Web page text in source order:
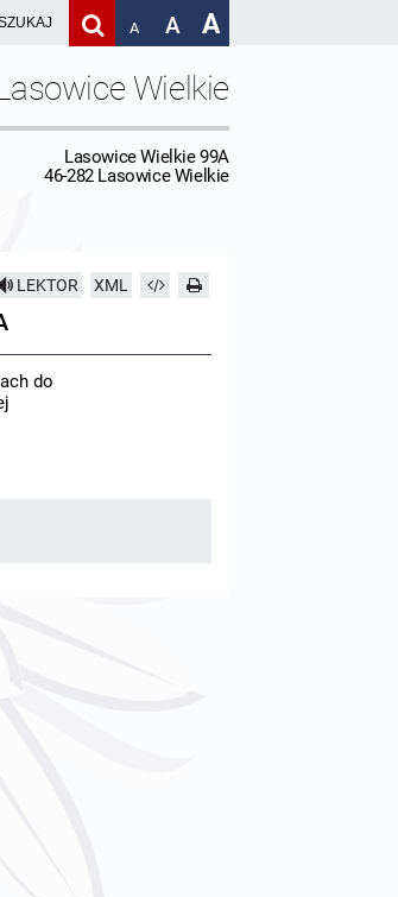
A A A
Wielkie
Lasowice Wielkie 99A
46-282 Lasowice Wielkie
LEKTOR XML
do